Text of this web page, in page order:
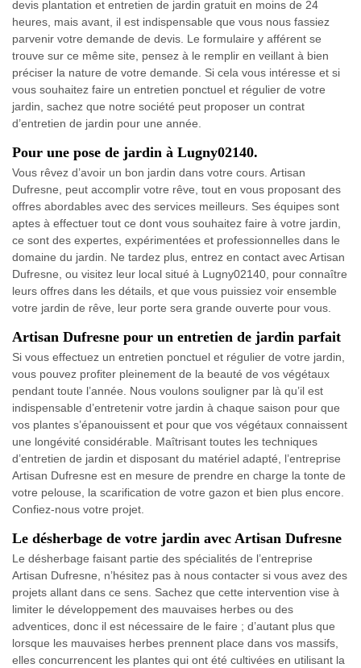
devis plantation et entretien de jardin gratuit en moins de 24
heures, mais avant, il est indispensable que vous nous fassiez
parvenir votre demande de devis. Le formulaire y afférent se
trouve sur ce même site, pensez à le remplir en veillant à bien
préciser la nature de votre demande. Si cela vous intéresse et si
vous souhaitez faire un entretien ponctuel et régulier de votre
jardin, sachez que notre société peut proposer un contrat
d’entretien de jardin pour une année.
Pour une pose de jardin à Lugny02140.
Vous rêvez d’avoir un bon jardin dans votre cours. Artisan
Dufresne, peut accomplir votre rêve, tout en vous proposant des
offres abordables avec des services meilleurs. Ses équipes sont
aptes à effectuer tout ce dont vous souhaitez faire à votre jardin,
ce sont des expertes, expérimentées et professionnelles dans le
domaine du jardin. Ne tardez plus, entrez en contact avec Artisan
Dufresne, ou visitez leur local situé à Lugny02140, pour connaître
leurs offres dans les détails, et que vous puissiez voir ensemble
votre jardin de rêve, leur porte sera grande ouverte pour vous.
Artisan Dufresne pour un entretien de jardin parfait
Si vous effectuez un entretien ponctuel et régulier de votre jardin,
vous pouvez profiter pleinement de la beauté de vos végétaux
pendant toute l’année. Nous voulons souligner par là qu’il est
indispensable d’entretenir votre jardin à chaque saison pour que
vos plantes s’épanouissent et pour que vos végétaux connaissent
une longévité considérable. Maîtrisant toutes les techniques
d’entretien de jardin et disposant du matériel adapté, l’entreprise
Artisan Dufresne est en mesure de prendre en charge la tonte de
votre pelouse, la scarification de votre gazon et bien plus encore.
Confiez-nous votre projet.
Le désherbage de votre jardin avec Artisan Dufresne
Le désherbage faisant partie des spécialités de l’entreprise
Artisan Dufresne, n’hésitez pas à nous contacter si vous avez des
projets allant dans ce sens. Sachez que cette intervention vise à
limiter le développement des mauvaises herbes ou des
adventices, donc il est nécessaire de le faire ; d’autant plus que
lorsque les mauvaises herbes prennent place dans vos massifs,
elles concurrencent les plantes qui ont été cultivées en utilisant la